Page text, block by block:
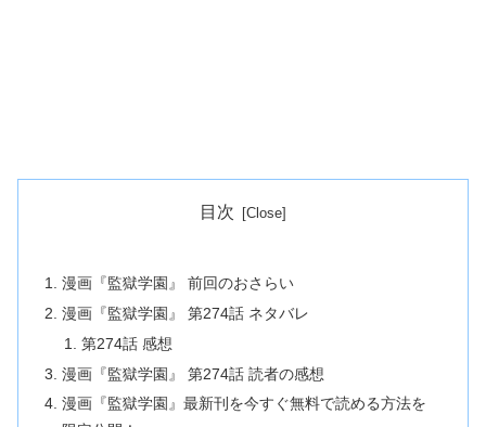
目次
漫画『監獄学園』 前回のおさらい
漫画『監獄学園』 第274話 ネタバレ
第274話 感想
漫画『監獄学園』 第274話 読者の感想
漫画『監獄学園』最新刊を今すぐ無料で読める方法を